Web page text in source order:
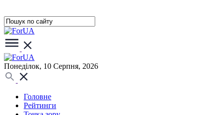
Понеділок, 10 Серпня, 2026
Головне
Рейтинги